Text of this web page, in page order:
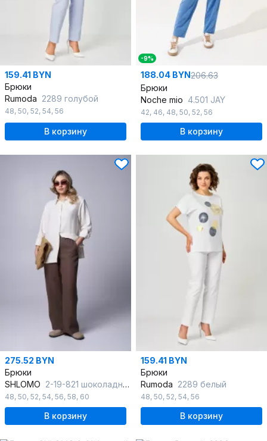
159.41 BYN
Брюки
Rumoda 2289 голубой
48, 50, 52, 54, 56
В корзину
-9%
188.04 BYN206.63
Брюки
Noche mio 4.501 JAY
42, 46, 48, 50, 52, 56
В корзину
275.52 BYN
Брюки
SHLOMO 2-19-821 шоколадный
48, 50, 52, 54, 56, 58, 60
В корзину
159.41 BYN
Брюки
Rumoda 2289 белый
48, 50, 52, 54, 56
В корзину